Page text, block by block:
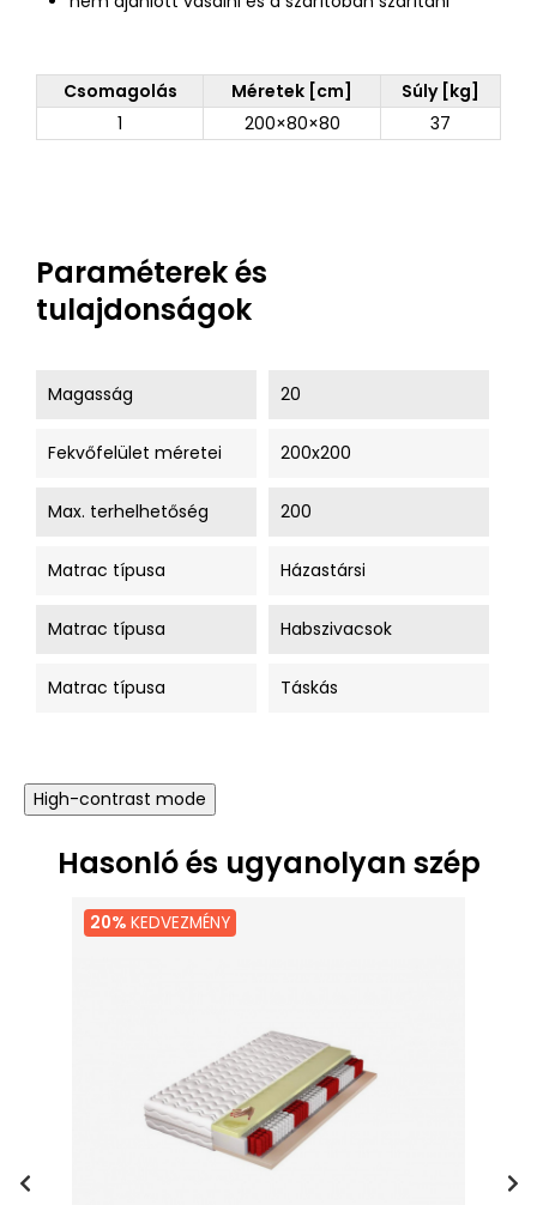
Csomagolás Méretek [cm]
Súly [kg]
1
200×80×80 37
Paraméterek és
tulajdonságok
Magasság 20
Fekvőfelület méretei 200x200
Max. terhelhetőség 200
Matrac típusa Házastársi
Matrac típusa Habszivacsok
Matrac típusa Táskás
High-contrast mode
Hasonló és ugyanolyan szép
20% KEDVEZMÉNY